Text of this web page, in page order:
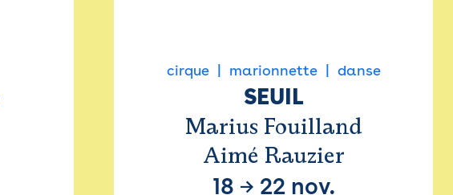
cirque marionnette danse
SEUIL
Marius Fouilland
Aimé Rauzier
18 → 22 nov.